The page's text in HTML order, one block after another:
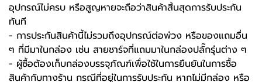
อุปกรณ์ไม่ครบ หรือสูญหายจะถือว่าสินค้าสิ้นสุดการรับประกัน
ทันที
- การประกันสินค้านี้ไม่รวมถึงอุปกรณ์ต่อพ่วง หรือของแถมอื่น
ๆ ที่มีมาในกล่อง เช่น สายชาร์จที่แถมมาในกล่องปลั๊กรุ่นต่าง ๆ
-️ ผู้ซื้อต้องเก็บกล่องบรรจุภัณฑ์เพื่อใช้ในการยืนยันในการซื้อ
สินค้ากับทางร้าน กรณีที่อยู่ในการรับประกัน หากไม่มีกล่อง หรือ